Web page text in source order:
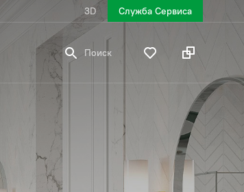
3D Служба Сервиса
Поиск